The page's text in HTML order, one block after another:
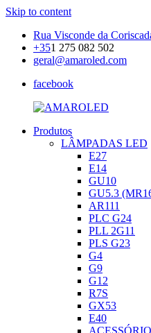
Skip to content
Rua Visconde da
+351 275 082 502
geral@amaroled.com
facebook
AMAROLED
Iluminação
Produtos
LÂMPADAS LED
E27
E14
GU10
GU5.3
AR111
PLC G24
PLL 2G11
PLS G23
G4
G9
G12
R7S
GX53
E40